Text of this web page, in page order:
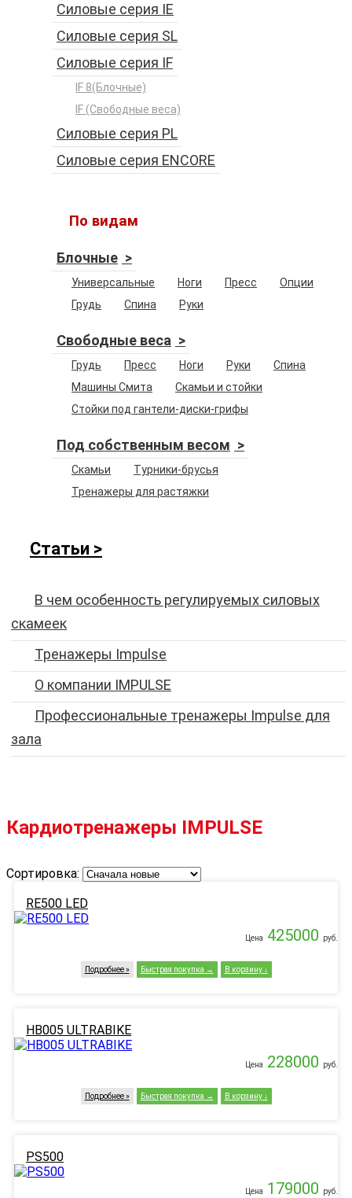
Силовые серия IE
Силовые серия SL
Силовые серия IF
IF 8(Блочные)
IF (Свободные веса)
Силовые серия PL
Силовые серия ENCORE
По видам
Блочные
Универсальные Ноги Пресс
Опции
Грудь
Спина Руки
Свободные веса
Грудь Пресс Ноги Руки
Спина
Машины Смита
Скамьи и стойки
Стойки под гантели-диски-грифы
Под собственным весом
Скамьи
Турники-брусья
Тренажеры для растяжки
Статьи
В чем особенность регулируемых силовых
скамеек
Тренажеры Impulse
O компании IMPULSE
Профессиональные тренажеры Impulse для
зала
Кардиотренажеры IMPULSE
Сортировка:
RE500 LED
Цена 425000 руб.
Подробнее Быстрая покупка В корзину
HB005 ULTRABIKE
Цена 228000 руб.
Подробнее Быстрая покупка В корзину
PS500
Цена 179000 руб.